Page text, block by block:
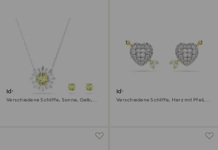
Idyllia Set
Verschiedene Schliffe, Sonne, Gelb,
Idyllia Ohrstecker
Verschiedene Schliffe, Herz mit Pfeil,